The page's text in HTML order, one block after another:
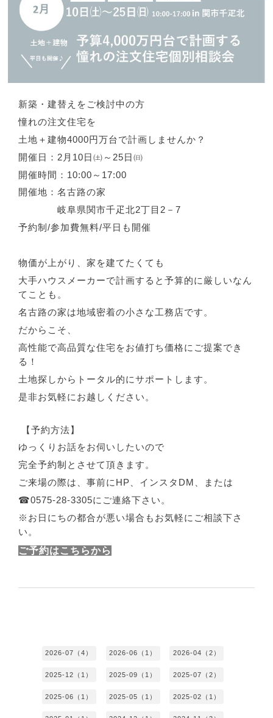
新築・建替えをご検討中の方
憧れの注文住宅を
土地＋建物4000円万台で計画しませんか？
開催日： 2 月 10 日㈯～ 25 日㈰
開催時間： 10:00～17:00
開催地：名古路の家
岐阜県関市千疋北2丁目2 －7
予約制/参加費無料/平日も開催
物価が上がり、家を建てたくても
大手ハウスメーカーで計画すると予算的に厳しいなん
てことも。
名古路の家は地域密着の小さな工務店です。
だからこそ、
高性能で高品質な住宅をお値打ち価格にご提案でき
る！
土地探しからトータル的にサポートします。
是非お気軽にお越しください。
【予約方法】
ゆっくりお話をお伺いしたいので
完全予約制とさせて頂きます。
ご来場の際は、事前に HP、 インスタ DM 、または
☎0575-28-3305にご連絡下さい。
※お日にちの都合が悪い場合もお気軽にご相談下さ
い。
ご予約はこちらから
2026-07（4） 2026-06（1） 2026-04（2）
2025-12（1） 2025-09（1） 2025-07（2）
2025-06（1） 2025-05（1） 2025-02（1）